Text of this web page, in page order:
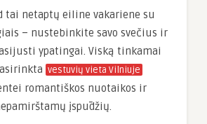
tai netaptų eiline vakariene su
– nustebinkite savo svečius ir
ypatingai. Viską tinkamai
vestuvių vieta Vilniuje
romantiškos nuotaikos ir
įspūdžių.